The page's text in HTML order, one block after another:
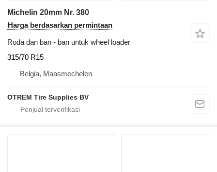
Michelin 20mm Nr. 380
Harga berdasarkan permintaan
Roda dan ban - ban untuk wheel loader
315/70 R15
Belgia, Maasmechelen
OTREM Tire Supplies BV